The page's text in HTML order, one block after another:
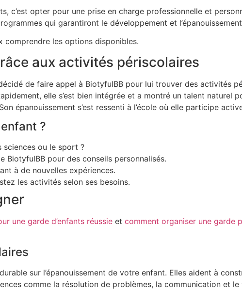
c’est opter pour une prise en charge professionnelle et
qui garantiront le développement et
comprendre les options disponibles.
aux activités périscolaires
de faire appel à BiotyfulBB pour lui trouver des activités
elle s’est bien intégrée et a montré un talent naturel
épanouissement s’est ressenti à l’école où elle participe
?
sciences ou le sport ?
BiotyfulBB pour des conseils personnalisés.
à de nouvelles expériences.
les activités selon ses besoins.
une garde d’enfants réussie et comment organiser une garde
sur l’épanouissement de votre enfant. Elles aident à
comme la résolution de problèmes, la communication et le